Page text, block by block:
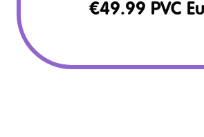
€49.99 PVC